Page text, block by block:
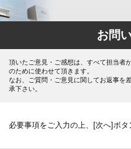
お問
頂いたご意見・ご感想は、すべて担当者
のために使わせて頂きます。
なお、ご質問・ご意見に関してお返事を
承下さい。
必要事項をご入力の上、[次へ]ボタ